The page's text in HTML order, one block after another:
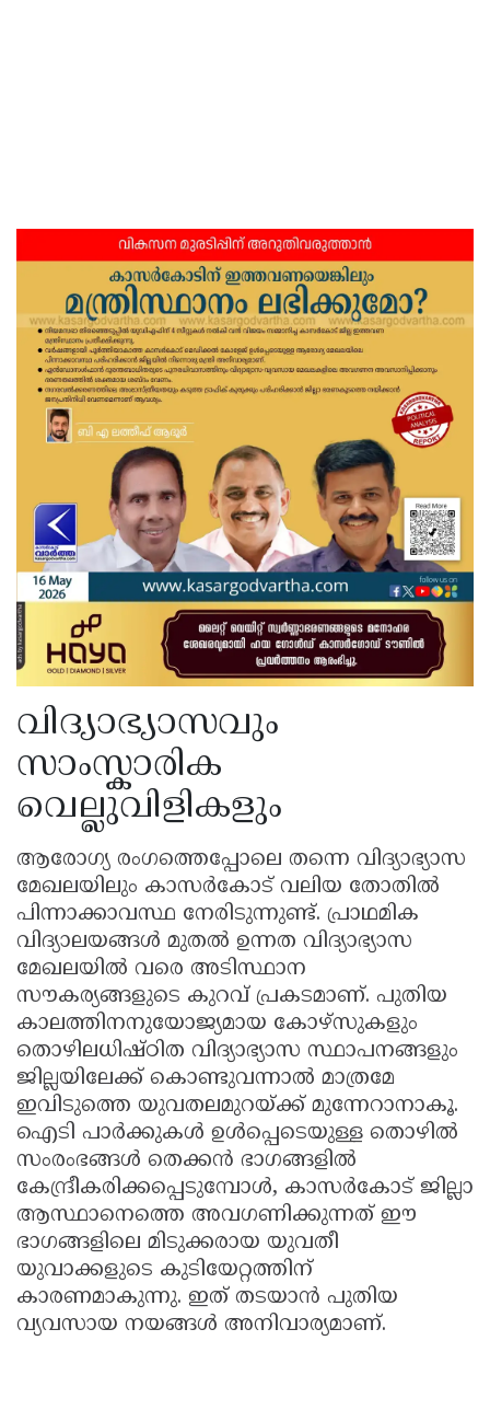
വിദ്യാഭ്യാസവും
സാംസ്കാരിക
വെല്ലുവിളികളും
ആരോഗ്യ രംഗത്തെപ്പോലെ തന്നെ വിദ്യാഭ്യാസ
മേഖലയിലും കാസർകോട് വലിയ തോതിൽ
പിന്നാക്കാവസ്ഥ നേരിടുന്നുണ്ട്. പ്രാഥമിക
വിദ്യാലയങ്ങൾ മുതൽ ഉന്നത വിദ്യാഭ്യാസ
മേഖലയിൽ വരെ അടിസ്ഥാന
സൗകര്യങ്ങളുടെ കുറവ് പ്രകടമാണ്. പുതിയ
കാലത്തിനനുയോജ്യമായ കോഴ്സുകളും
തൊഴിലധിഷ്ഠിത വിദ്യാഭ്യാസ സ്ഥാപനങ്ങളും
ജില്ലയിലേക്ക് കൊണ്ടുവന്നാൽ മാത്രമേ
ഇവിടുത്തെ യുവതലമുറയ്ക്ക് മുന്നേറാനാകൂ.
ഐടി പാർക്കുകൾ ഉൾപ്പെടെയുള്ള തൊഴിൽ
സംരംഭങ്ങൾ തെക്കൻ ഭാഗങ്ങളിൽ
കേന്ദ്രീകരിക്കപ്പെടുമ്പോൾ, കാസർകോട് ജില്ലാ
ആസ്ഥാനെത്തെ അവഗണിക്കുന്നത് ഈ
ഭാഗങ്ങളിലെ മിടുക്കരായ യുവതീ
യുവാക്കളുടെ കുടിയേറ്റത്തിന്
കാരണമാകുന്നു. ഇത് തടയാൻ പുതിയ
വ്യവസായ നയങ്ങൾ അനിവാര്യമാണ്.